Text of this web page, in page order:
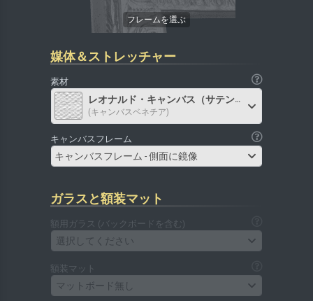
媒体＆ストレッチャー
素材
レオナルド・キャンバス（サテン）
(キャンバスベネチア)
キャンバスフレーム
キャンバスフレーム - 側面に鏡像
ガラスと額装マット
額用ガラス (バックボードを含む)
選択してください
額装マット
マットボード無し